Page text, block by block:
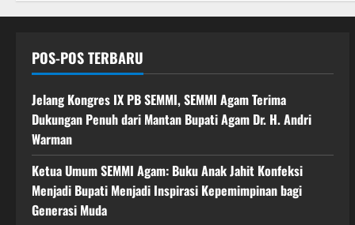
POS-POS TERBARU
Jelang Kongres IX PB SEMMI, SEMMI Agam Terima
Dukungan Penuh dari Mantan Bupati Agam Dr. H. Andri
Warman
Ketua Umum SEMMI Agam: Buku Anak Jahit Konfeksi
Menjadi Bupati Menjadi Inspirasi Kepemimpinan bagi
Generasi Muda